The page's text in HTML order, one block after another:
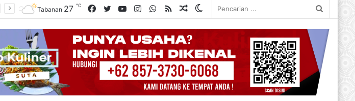
Switch
Random
RSS
WhatsApp
Instagram
YouTube
Twitter
Facebook
Tabanan 27℃